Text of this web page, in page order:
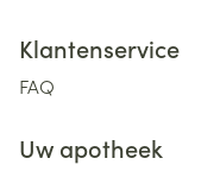
Klantenservice
FAQ
Uw apotheek